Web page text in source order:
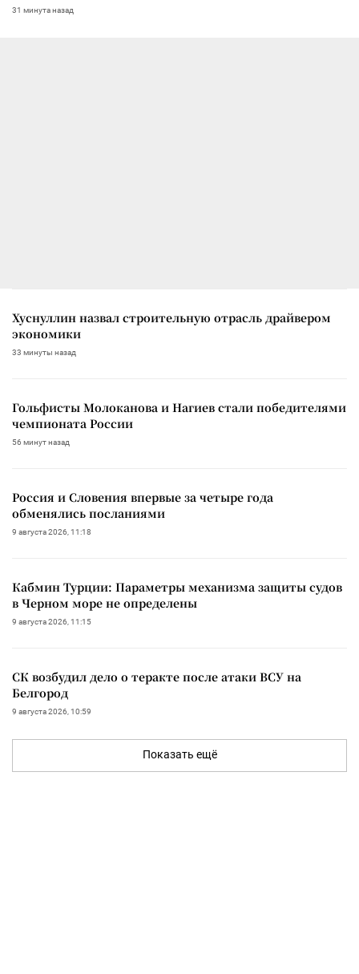
31 минута назад
Хуснуллин назвал строительную отрасль драйвером
экономики
33 минуты назад
Гольфисты Молоканова и Нагиев стали победителями
чемпионата России
56 минут назад
Россия и Словения впервые за четыре года
обменялись посланиями
9 августа 2026, 11:18
Кабмин Турции: Параметры механизма защиты судов
в Черном море не определены
9 августа 2026, 11:15
СК возбудил дело о теракте после атаки ВСУ на
Белгород
9 августа 2026, 10:59
Показать ещё